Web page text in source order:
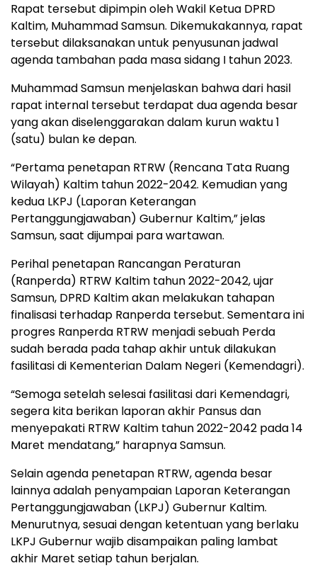
Rapat tersebut dipimpin oleh Wakil Ketua DPRD
Kaltim, Muhammad Samsun. Dikemukakannya, rapat
tersebut dilaksanakan untuk penyusunan jadwal
agenda tambahan pada masa sidang I tahun 2023.
Muhammad Samsun menjelaskan bahwa dari hasil
rapat internal tersebut terdapat dua agenda besar
yang akan diselenggarakan dalam kurun waktu 1
(satu) bulan ke depan.
“Pertama penetapan RTRW (Rencana Tata Ruang
Wilayah) Kaltim tahun 2022-2042. Kemudian yang
kedua LKPJ (Laporan Keterangan
Pertanggungjawaban) Gubernur Kaltim,” jelas
Samsun, saat dijumpai para wartawan.
Perihal penetapan Rancangan Peraturan
(Ranperda) RTRW Kaltim tahun 2022-2042, ujar
Samsun, DPRD Kaltim akan melakukan tahapan
finalisasi terhadap Ranperda tersebut. Sementara ini
progres Ranperda RTRW menjadi sebuah Perda
sudah berada pada tahap akhir untuk dilakukan
fasilitasi di Kementerian Dalam Negeri (Kemendagri).
“Semoga setelah selesai fasilitasi dari Kemendagri,
segera kita berikan laporan akhir Pansus dan
menyepakati RTRW Kaltim tahun 2022-2042 pada 14
Maret mendatang,” harapnya Samsun.
Selain agenda penetapan RTRW, agenda besar
lainnya adalah penyampaian Laporan Keterangan
Pertanggungjawaban (LKPJ) Gubernur Kaltim.
Menurutnya, sesuai dengan ketentuan yang berlaku
LKPJ Gubernur wajib disampaikan paling lambat
akhir Maret setiap tahun berjalan.